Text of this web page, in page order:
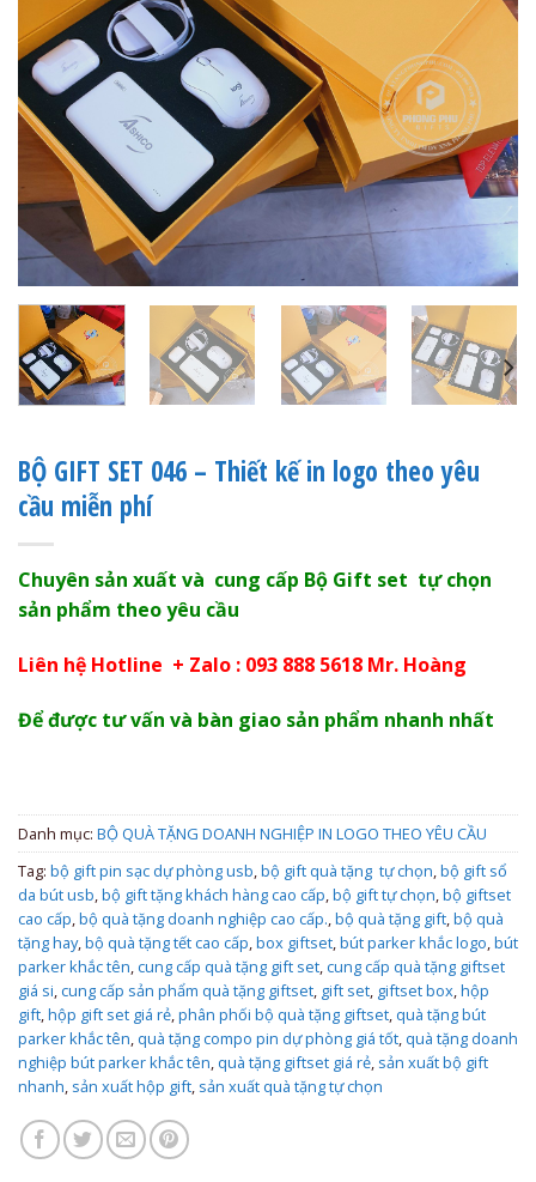
BỘ GIFT SET 046 – Thiết kế in logo theo yêu
cầu miễn phí
Chuyên sản xuất và cung cấp Bộ Gift set tự chọn
sản phẩm theo yêu cầu
Liên hệ Hotline + Zalo : 093 888 5618 Mr. Hoàng
Để được tư vấn và bàn giao sản phẩm nhanh nhất
Danh mục: BỘ QUÀ TẶNG DOANH NGHIỆP IN LOGO THEO YÊU CẦU
Tag: bộ gift pin sạc dự phòng usb,bộ gift quà tặng tự chọn,bộ gift sổ
da bút usb,bộ gift tặng khách hàng cao cấp,bộ gift tự chọn,bộ giftset
cao cấp,bộ quà tặng doanh nghiệp cao cấp.,bộ quà tặng gift,bộ quà
tặng hay,bộ quà tặng tết cao cấp,box giftset,bút parker khắc logo,bút
parker khắc tên,cung cấp quà tặng gift set,cung cấp quà tặng giftset
giá si,cung cấp sản phẩm quà tặng giftset, gift set, giftset box,hộp
gift,hộp gift set giá rẻ,phân phối bộ quà tặng giftset, quà tặng bút
parker khắc tên, quà tặng compo pin dự phòng giá tốt, quà tặng doanh
nghiệp bút parker khắc tên, quà tặng giftset giá rẻ, sản xuất bộ gift
nhanh, sản xuất hộp gift, sản xuất quà tặng tự chọn